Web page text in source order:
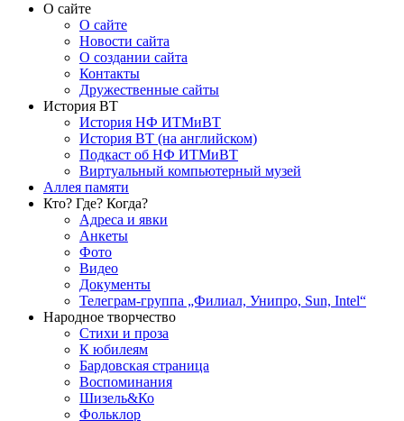
О сайте
О сайте
Новости сайта
О создании сайта
Контакты
Дружественные сайты
История ВТ
История НФ ИТМиВТ
История ВТ (на английском)
Подкаст об НФ ИТМиВТ
Виртуальный компьютерный музей
Аллея памяти
Кто? Где? Когда?
Адреса и явки
Анкеты
Фото
Видео
Документы
Телеграм-группа „Филиал, Унипро, Sun, Intel“
Народное творчество
Стихи и проза
К юбилеям
Бардовская страница
Воспоминания
Шизель&Ко
Фольклор